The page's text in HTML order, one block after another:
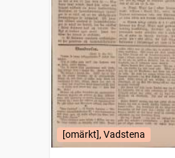
[omärkt], Vadstena